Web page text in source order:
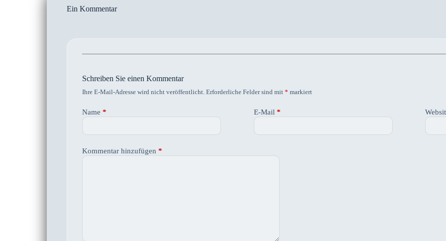
Ein Kommentar
Schreiben Sie einen Kommentar
Ihre E-Mail-Adresse wird nicht veröffentlicht. Erforderliche Felder sind mit * markiert
Name * E-Mail *
Kommentar hinzufügen *